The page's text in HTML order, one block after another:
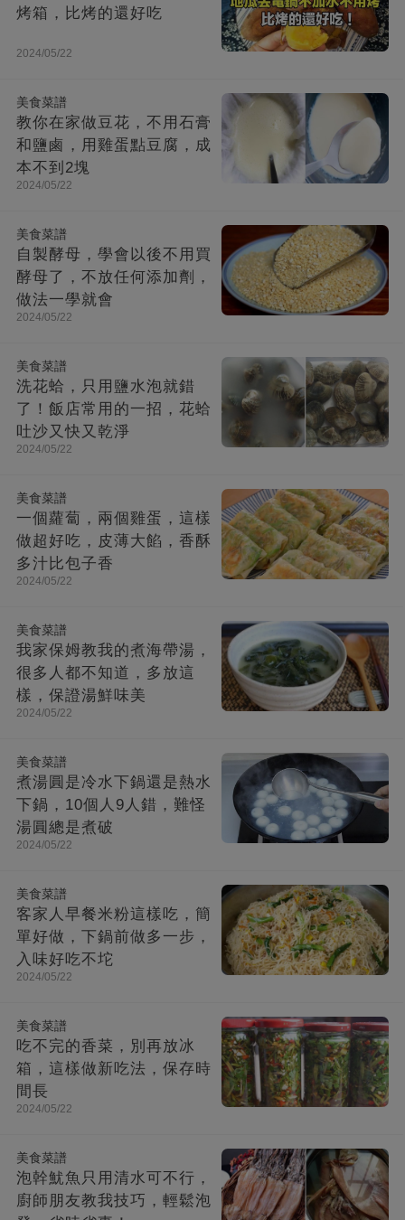
烤箱，比烤的還好吃
2024/05/22
美食菜譜
教你在家做豆花，不用石膏
和鹽鹵，用雞蛋點豆腐，成
本不到2塊
2024/05/22
美食菜譜
自製酵母，學會以後不用買
酵母了，不放任何添加劑，
做法一學就會
2024/05/22
美食菜譜
洗花蛤，只用鹽水泡就錯
了！飯店常用的一招，花蛤
吐沙又快又乾淨
2024/05/22
美食菜譜
一個蘿蔔，兩個雞蛋，這樣
做超好吃，皮薄大餡，香酥
多汁比包子香
2024/05/22
美食菜譜
我家保姆教我的煮海帶湯，
很多人都不知道，多放這
樣，保證湯鮮味美
2024/05/22
美食菜譜
煮湯圓是冷水下鍋還是熱水
下鍋，10個人9人錯，難怪
湯圓總是煮破
2024/05/22
美食菜譜
客家人早餐米粉這樣吃，簡
單好做，下鍋前做多一步，
入味好吃不坨
2024/05/22
美食菜譜
吃不完的香菜，別再放冰
箱，這樣做新吃法，保存時
間長
2024/05/22
美食菜譜
泡幹魷魚只用清水可不行，
廚師朋友教我技巧，輕鬆泡